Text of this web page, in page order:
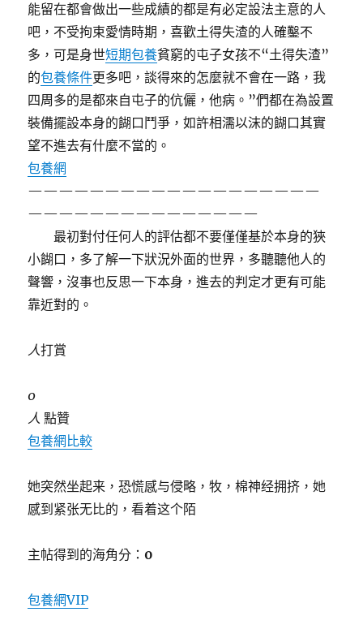
能留在都會做出一些成績的都是有必定設法主意的人
吧，不受拘束愛情時期，喜歡土得失渣的人確鑿不
多，可是身世短期包養貧窮的屯子女孩不“土得失渣”
的包養條件更多吧，談得來的怎麼就不會在一路，我
四周多的是都來自屯子的伉儷，他病。”們都在為設置
裝備擺設本身的餬口鬥爭，如許相濡以沫的餬口其實
望不進去有什麼不當的。
包養網
———————————————————
———————————————
最初對付任何人的評估都不要僅僅基於本身的狹
小餬口，多了解一下狀況外面的世界，多聽聽他人的
聲響，沒事也反思一下本身，進去的判定才更有可能
靠近對的。
人打賞
0
人 點贊
包養網比較
她突然坐起来，恐慌感与侵略，牧，棉神经拥挤，她
感到紧张无比的，看着这个陌
主帖得到的海角分： 0
包養網VIP